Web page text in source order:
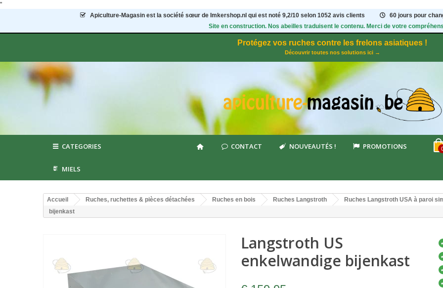
"
Apiculture-Magasin est la société sœur de Imkershop.nl qui est noté 9,2/10 selon 1052avis clients 60 jours pour
Site en construction. Nos abeilles traduisent le contenu. Merci de votre
Protégez vos ruches contre les frelons asiatiques !
Découvrir toutes nos solutions ici →
CATEGORIES CONTACT NOUVEAUTÉS ! PROMOTIONS
MIELS
Accueil Ruches, ruchettes & pièces détachées Ruches en bois Ruches Langstroth Ruches Langstroth USA à paroi
bijenkast
Langstroth US
enkelwandige bijenkast